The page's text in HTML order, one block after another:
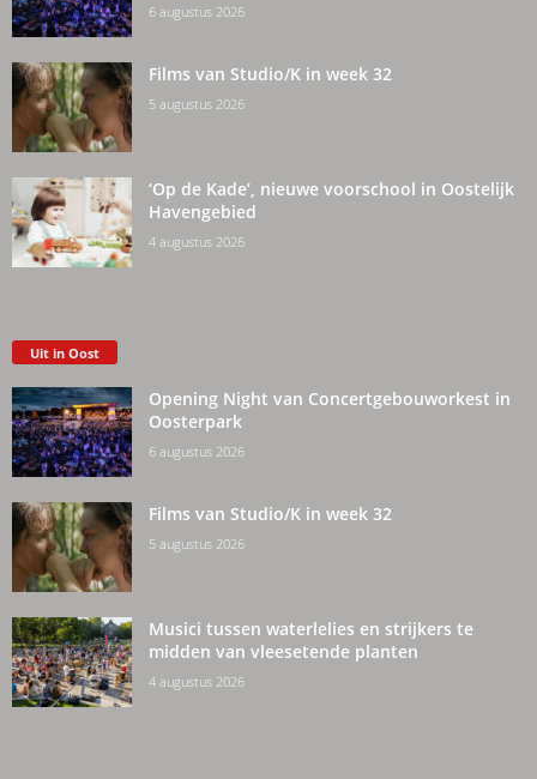
6 augustus 2026
Films van Studio/K in week 32
5 augustus 2026
‘Op de Kade’, nieuwe voorschool in Oostelijk
Havengebied
4 augustus 2026
Uit in Oost
Opening Night van Concertgebouworkest in
Oosterpark
6 augustus 2026
Films van Studio/K in week 32
5 augustus 2026
Musici tussen waterlelies en strijkers te
midden van vleesetende planten
4 augustus 2026